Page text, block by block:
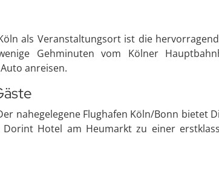
als Veranstaltungsort ist die
Gehminuten vom Kölner
anreisen.
nahegelegene Flughafen Köln/Bonn bietet
Hotel am Heumarkt zu einer